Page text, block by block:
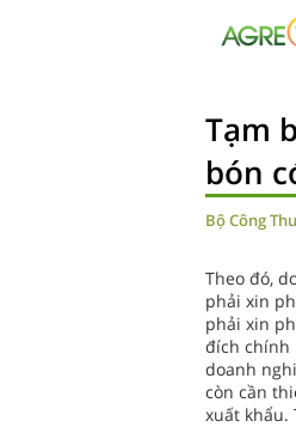
Tạm
bón
Bộ Công
Theo đó,
phải xin
phải xin
đích chính
doanh
còn cần
xuất khẩu.